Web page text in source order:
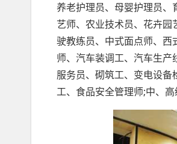
养老护理员、母婴护理员
艺师、农业技术员、花卉
驶教练员、中式面点师、
师、汽车装调工、汽车生
服务员、砌筑工、变电设
工、食品安全管理师;中、高